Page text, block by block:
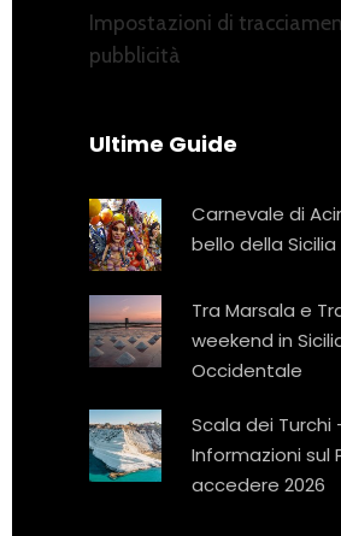
Impostazioni di
pubblicità
Ultime Guide
Carnevale di
bello della Sicilia
Tra Marsala e
weekend in
Occidentale
Scala dei Turchi
Informazioni sul
accedere 2026